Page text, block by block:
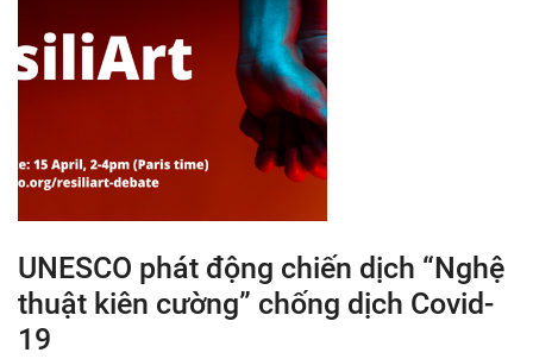
UNESCO phát động chiến dịch “Nghệ
thuật kiên cường” chống dịch Covid-
19